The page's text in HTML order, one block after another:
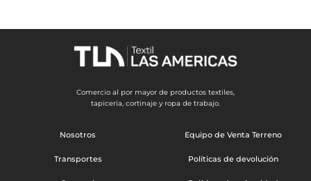
Comercio al por mayor de productos textiles,
tapicería, cortinaje y ropa de trabajo.
Nosotros
Transportes
Equipo de Venta Terreno
Políticas de devolución